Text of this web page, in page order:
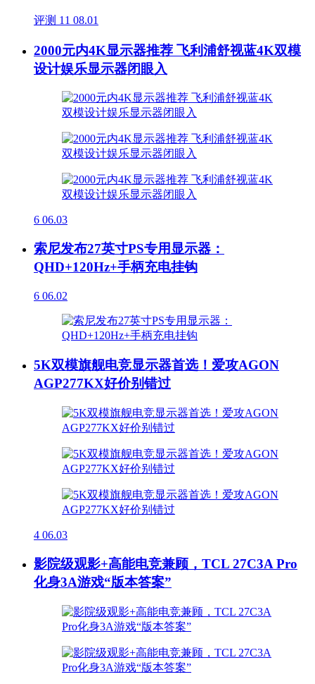
评测 11 08.01
2000元内4K显示器推荐 飞利浦舒视蓝4K双模
设计娱乐显示器闭眼入
6 06.03
索尼发布27英寸PS专用显示器：
QHD+120Hz+手柄充电挂钩
6 06.02
5K双模旗舰电竞显示器首选！爱攻AGON
AGP277KX好价别错过
4 06.03
影院级观影+高能电竞兼顾，TCL 27C3A Pro
化身3A游戏“版本答案”